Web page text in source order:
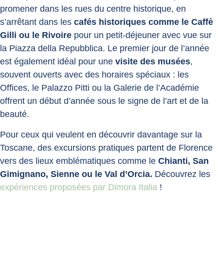
promener dans les rues du centre historique, en
s’arrêtant dans les cafés historiques comme le Caffè
Gilli ou le Rivoire pour un petit-déjeuner avec vue sur
la Piazza della Repubblica. Le premier jour de l’année
est également idéal pour une visite des musées,
souvent ouverts avec des horaires spéciaux : les
Offices, le Palazzo Pitti ou la Galerie de l’Académie
offrent un début d’année sous le signe de l’art et de la
beauté.
Pour ceux qui veulent en découvrir davantage sur la
Toscane, des excursions pratiques partent de Florence
vers des lieux emblématiques comme le Chianti, San
Gimignano, Sienne ou le Val d’Orcia. Découvrez les
expériences proposées par Dimora Italia !